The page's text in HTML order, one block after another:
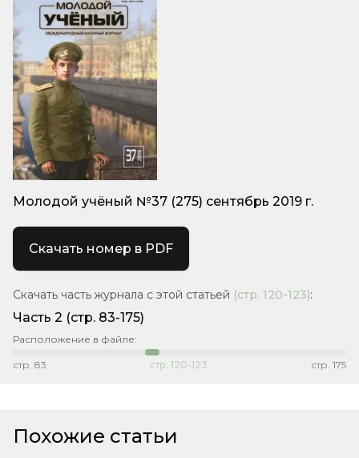
Молодой учёный №37 (275) сентябрь 2019 г.
Скачать номер в PDF
Скачать часть журнала с этой статьей (стр. 120-123):
Часть 2 (стр. 83-175)
Расположение в файле:
стр. 83 стр.120-123 стр. 175
Похожие статьи